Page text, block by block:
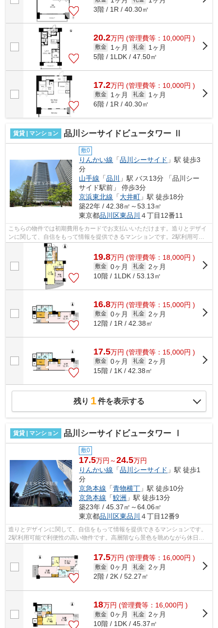
3階 / 1R / 40.30㎡
20.2万円 (管理費等：10,000円 )
敷金 1ヶ月 礼金
1ヶ月
5階 / 1LDK / 47.50㎡
17.2万円 (管理費等：10,000円 )
敷金 1ヶ月 礼金
1ヶ月
6階 / 1R / 40.30㎡
賃貸 | マンション 品川シーサイドビュータワー Ⅱ
敷0
りんかい線 「品川シーサイド 」駅 徒歩3
分
山手線 「品川
」駅 バス13分 「品川シー
サイド駅前」 停歩3分
京浜東北線 「大井町 」駅 徒歩18分
築22年 / 42.38㎡～53.13㎡
東京都品川区東品川 ４丁目12番11
こちらの物件では初期費用をカードでお支払いいただけます。造りとデザイ
ンに関して、自信をもって情報を提供できるマンションです。2駅利用可物
件なので、よく電車を利用する方にピッ...
19.8万円 (管理費等：18,000円 )
敷金 0ヶ月 礼金
2ヶ月
10階 / 1LDK / 53.13㎡
16.8万円 (管理費等：15,000円 )
敷金 0ヶ月 礼金
2ヶ月
12階 / 1R / 42.38㎡
17.5万円 (管理費等：15,000円 )
敷金 0ヶ月 礼金
2ヶ月
15階 / 1K / 42.38㎡
残り 1件を表示する
賃貸 | マンション 品川シーサイドビュータワー Ⅰ
敷0
17.5万円～24.5万円
りんかい線 「品川シーサイド 」駅 徒歩1
分
京急本線 「青物横丁 」駅 徒歩10分
京急本線 「鮫洲 」駅 徒歩13分
築23年 / 45.37㎡～64.06㎡
東京都品川区東品川 ４丁目12番9
造りとデザインに関して、自信をもって情報を提供できるマンションです。
2駅利用可能で利便性の高い物件です。高層階なら景色を眺めながら休日も
家の中でゆったりと過ごせます。道が平...
17.5万円 (管理費等：16,000円 )
敷金 0ヶ月 礼金 2ヶ月
2階 / 2K / 52.27㎡
18万円 (管理費等：16,000円 )
敷金 0ヶ月 礼金 2ヶ月
10階 / 1DK / 45.37㎡